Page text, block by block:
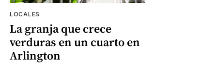
LOCALES
La granja que crece
verduras en un cuarto en
Arlington